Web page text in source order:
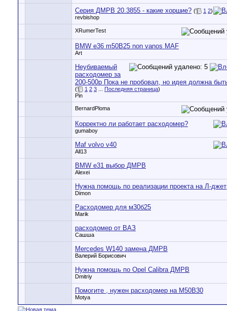
Серия ДМРВ 20.3855 - какие хоршие? ( 1 2)
revbishop
XRumerTest
BMW e36 m50B25 non vanos MAF
Art
Неубиваемый
расходомер за
200-500р Пока не пробовал, но идея должна
( 1 2 3 Последняя страница)
Pin
BernardPloma
Корректно ли работает расходомер?
gumaboy
Maf volvo v40
All13
BMW e31 выбор ДМРВ
Alexei
Нужна помощь по реализации проекта на Л-
Dimon
Расходомер для м30б25
Marik
расходомер от ВАЗ
Сашша
Mercedes W140 замена ДМРВ
Валерий Борисович
Нужна помощь по Opel Calibra ДМРВ
Dmitriy
Помогите , нужен расходомер на M50B30
Motya